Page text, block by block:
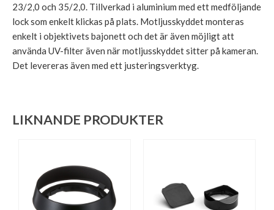
23/2,0 och 35/2,0. Tillverkad i aluminium med ett medföljande
lock som enkelt klickas på plats. Motljusskyddet monteras
enkelt i objektivets bajonett och det är även möjligt att
använda UV-filter även när motljusskyddet sitter på kameran.
Det levereras även med ett justeringsverktyg.
LIKNANDE PRODUKTER